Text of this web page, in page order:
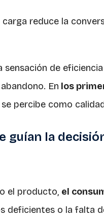
reduce la
sensación de
En los
percibe como
guían la
el producto, el
deficientes o la falta